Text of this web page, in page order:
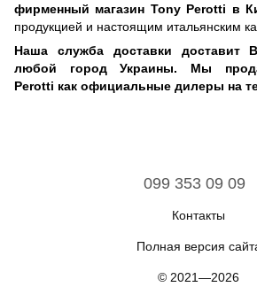
фирменный магазин Tony Perotti в
продукцией и настоящим итальянским
Наша служба доставки доставит
любой город Украины. Мы
Perotti как официальные дилеры на
099 353 09 09
Контакты
Полная версия
© 2021—2026